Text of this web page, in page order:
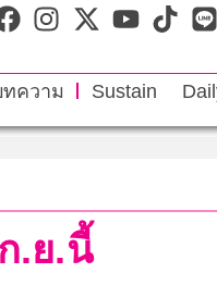
ความ Sustain
.ย.นี้